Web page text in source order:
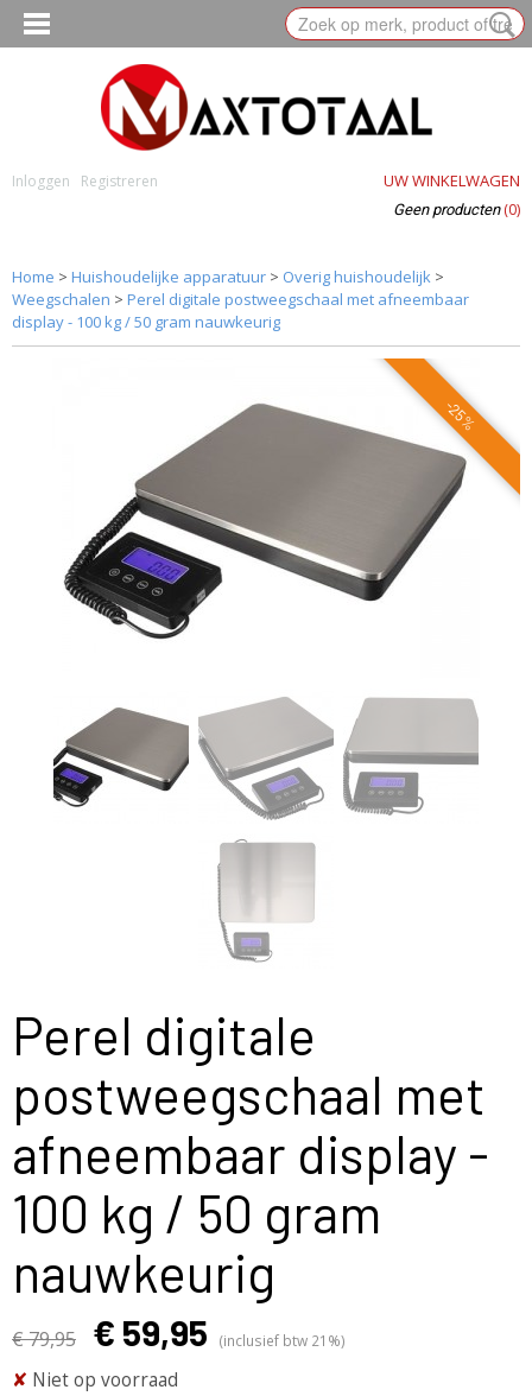
Inloggen Registreren UW WINKELWAGEN
Geen producten (0)
Home > Huishoudelijke apparatuur > Overig huishoudelijk >
Weegschalen > Perel digitale postweegschaal met afneembaar
display - 100 kg / 50 gram nauwkeurig
-25%
Perel digitale
postweegschaal met
afneembaar display -
100 kg / 50 gram
nauwkeurig
€ 79,95 € 59,95 (inclusief btw 21%)
✘ Niet op voorraad